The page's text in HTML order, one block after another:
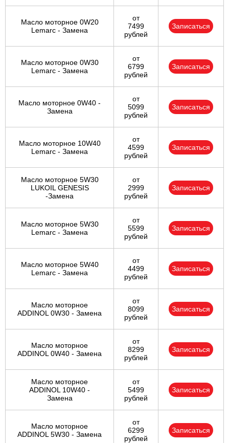
Череповец
Ярославль
Масло моторное 0W20
Lemarc - Замена
от
7499
рублей
Записаться
Масло моторное 0W30
Lemarc - Замена
от
6799
рублей
Записаться
Масло моторное 0W40 -
Замена
от
5099
рублей
Записаться
Масло моторное 10W40
Lemarc - Замена
от
4599
рублей
Записаться
Масло моторное 5W30
LUKOIL GENESIS
-Замена
от
2999
рублей
Записаться
Масло моторное 5W30
Lemarc - Замена
от
5599
рублей
Записаться
Масло моторное 5W40
Lemarc - Замена
от
4499
рублей
Записаться
Масло моторное
ADDINOL 0W30 - Замена
от
8099
рублей
Записаться
Масло моторное
ADDINOL 0W40 - Замена
от
8299
рублей
Записаться
Масло моторное
ADDINOL 10W40 -
Замена
от
5499
рублей
Записаться
Масло моторное
ADDINOL 5W30 - Замена
от
6299
рублей
Записаться